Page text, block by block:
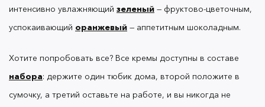
Парфюмированная СПА-свеча — не только секрет
можно использовать как основу для массажа и
также наносить на кутикулу. Натуральные
компоненты и тепло сделают кожу рук мягкой и
интенсивно увлажняющий зеленый — фруктово-цветочным,
успокаивающий оранжевый — аппетитным шоколадным.
Хотите попробовать все? Все кремы доступны в составе
набора: держите один тюбик дома, второй положите в
сумочку, а третий оставьте на работе, и вы никогда не